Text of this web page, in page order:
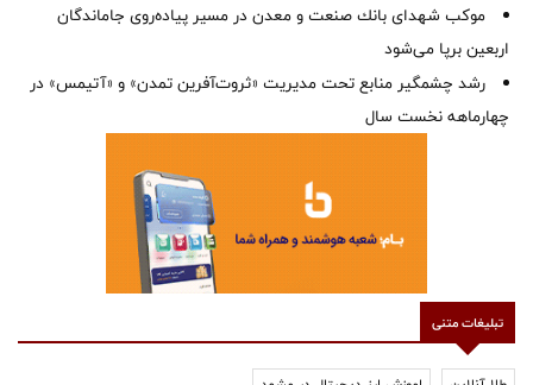
موكب شهدای بانك صنعت و معدن در مسیر پیاده‌روی جاماندگان
اربعین برپا می‌شود
رشد چشمگیر منابع تحت مدیریت «ثروت‌آفرین تمدن» و «آتیمس» در
چهارماهه نخست سال
تبلیغات متنی